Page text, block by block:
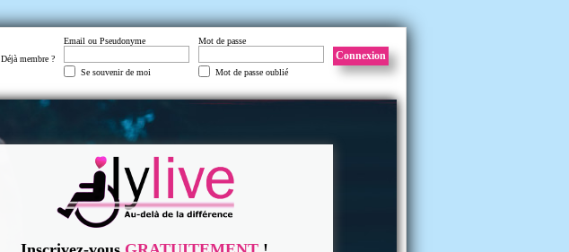
Déjà membre ?
Email ou Pseudonyme
Se souvenir de moi
Mot de passe
Mot de passe oublié
Connexion